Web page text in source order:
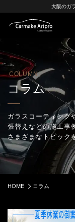
大阪のガ
COLUMN
コラム
ガラスコーティング
張替えなどの施工事
さまざまなトピック
HOME コラム